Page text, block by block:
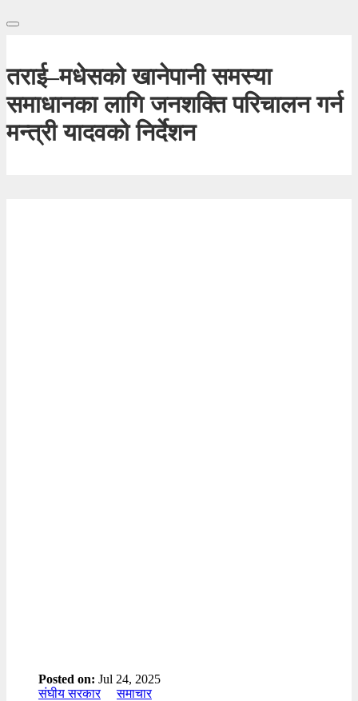
तराई–मधेसको खानेपानी समस्या
समाधानका लागि जनशक्ति परिचालन गर्न
मन्त्री यादवको निर्देशन
Posted on: Jul 24, 2025
संघीय सरकार
समाचार